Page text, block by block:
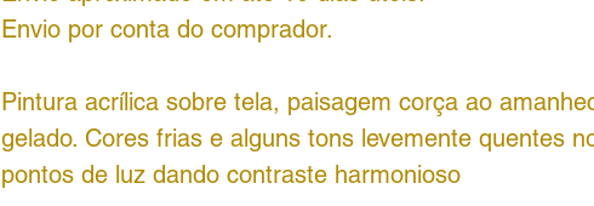
Envio por conta do comprador.
Pintura acrílica sobre tela, paisagem corça ao
gelado. Cores frias e alguns tons levemente quentes
pontos de luz dando contraste harmonioso